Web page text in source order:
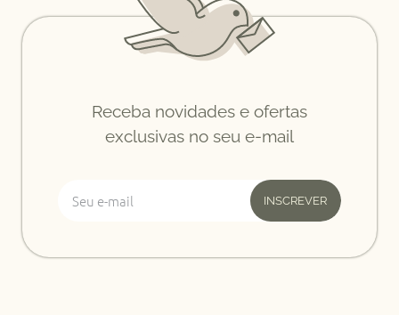
Receba novidades e ofertas
exclusivas no seu e-mail
INSCREVER